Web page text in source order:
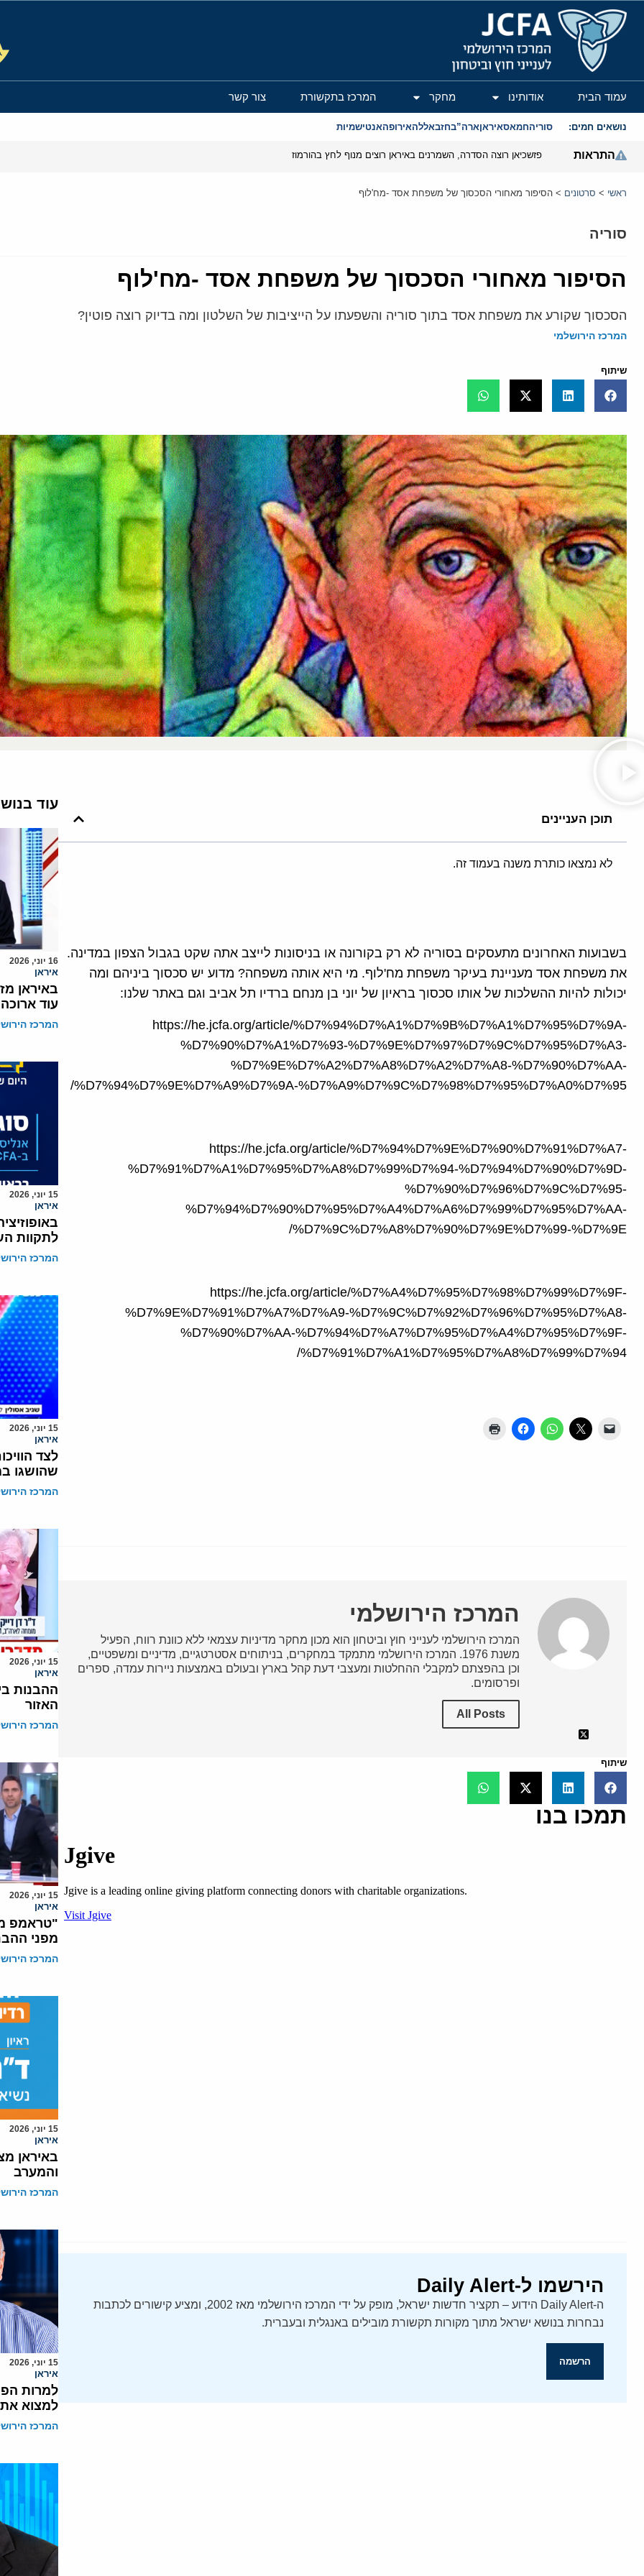
המרכז הירושלמי לענייני חוץ וביטחון
עמוד הבית אודותינו מחקר המרכז בתקשורת צור קשר
נושאים חמים: סוריהחמאסאיראןארה”בחזבאללהאירופהאנטישמיות
התראות פזשכיאן רוצה הסדרה, השמרנים באיראן רוצים מנוף לחץ בהורמוז
ראשי > סרטונים > הסיפור מאחורי הסכסוך של משפחת אסד -מח'לוף
סוריה
הסיפור מאחורי הסכסוך של משפחת אסד -מח'לוף
הסכסוך שקורע את משפחת אסד בתוך סוריה והשפעתו על הייציבות של השלטון ומה בדיוק רוצה פוטין?
המרכז הירושלמי
שיתוף
תוכן העניינים
לא נמצאו כותרת משנה בעמוד זה.
בשבועות האחרונים מתעסקים בסוריה לא רק בקורונה או בניסונות לייצב אתה שקט בגבול הצפון במדינה.
את משפחת אסד מעניינת בעיקר משפחת מח'לוף. מי היא אותה משפחה? מדוע יש סכסוך ביניהם ומה
יכולות להיות ההשלכות של אותו סכסוך בראיון של יוני בן מנחם ברדיו תל אביב וגם באתר שלנו:
https://he.jcfa.org/article/%D7%94%D7%A1%D7%9B%D7%A1%D7%95%D7%9A-
%D7%90%D7%A1%D7%93-%D7%9E%D7%97%D7%9C%D7%95%D7%A3-
%D7%9E%D7%A2%D7%A8%D7%A2%D7%A8-%D7%90%D7%AA-
%D7%94%D7%9E%D7%A9%D7%9A-%D7%A9%D7%9C%D7%98%D7%95%D7%A0%D7%95/
https://he.jcfa.org/article/%D7%94%D7%9E%D7%90%D7%91%D7%A7-
%D7%91%D7%A1%D7%95%D7%A8%D7%99%D7%94-%D7%94%D7%90%D7%9D-
%D7%90%D7%96%D7%9C%D7%95-
%D7%94%D7%90%D7%95%D7%A4%D7%A6%D7%99%D7%95%D7%AA-
%D7%9C%D7%A8%D7%90%D7%9E%D7%99-%D7%9E/
https://he.jcfa.org/article/%D7%A4%D7%95%D7%98%D7%99%D7%9F-
%D7%9E%D7%91%D7%A7%D7%A9-%D7%9C%D7%92%D7%96%D7%95%D7%A8-
%D7%90%D7%AA-%D7%94%D7%A7%D7%95%D7%A4%D7%95%D7%9F-
%D7%91%D7%A1%D7%95%D7%A8%D7%99%D7%94/
המרכז הירושלמי
המרכז הירושלמי לענייני חוץ וביטחון הוא מכון מחקר מדיניות עצמאי ללא כוונת רווח, הפעיל
משנת 1976. המרכז הירושלמי מתמקד במחקרים, בניתוחים אסטרטגיים, מדיניים ומשפטיים,
וכן בהפצתם למקבלי ההחלטות ומעצבי דעת קהל בארץ ובעולם באמצעות ניירות עמדה, ספרים
ופרסומים.
All Posts
שיתוף
תמכו בנו
הירשמו ל-Daily Alert
ה-Daily Alert הידוע – תקציר חדשות ישראל, מופק על ידי המרכז הירושלמי מאז 2002, ומציע קישורים לכתבות
נבחרות בנושא ישראל מתוך מקורות תקשורת מובילים באנגלית ובעברית.
הרשמה
עוד
16 יוני, 2026
איראן
באיראן
עוד ארוכה
המרכז
15 יוני, 2026
איראן
לתקוות
המרכז
15 יוני, 2026
איראן
לצד
שהושגו
המרכז
15 יוני, 2026
איראן
ההבנות
האזור
המרכז
15 יוני, 2026
איראן
"טראמפ
מפני
המרכז
15 יוני, 2026
איראן
באיראן
והמערב
המרכז
15 יוני, 2026
איראן
למרות
למצוא
המרכז